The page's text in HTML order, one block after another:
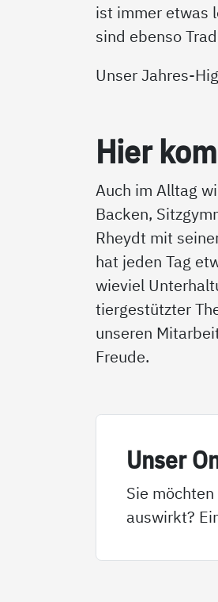
ist immer etwas
sind ebenso
Unser Jahres-
Hier
Auch im Alltag
Backen,
Rheydt mit
hat jeden Tag
wieviel
tiergestützter
unseren
Freude.
Un­ser
Sie
auswirkt?